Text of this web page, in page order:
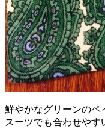
鮮やかなグリーンのペ
スーツでも合わせやす